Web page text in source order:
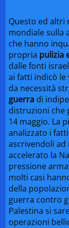
Questo ed altri
mondiale sulla
che hanno
propria pulizia
dalle fonti
ai fatti indicò le
da necessità
guerra di
distruzioni che
14 maggio. La
analizzato i
ascrivendoli ad
accelerato la
pressione
molti casi
della
guerra contro
Palestina si
operazioni